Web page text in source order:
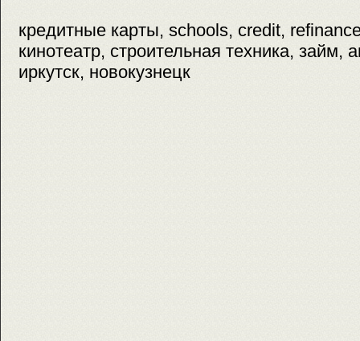
кредитные карты, schools, credit,
кинотеатр, строительная техника, займ,
иркутск, новокузнецк